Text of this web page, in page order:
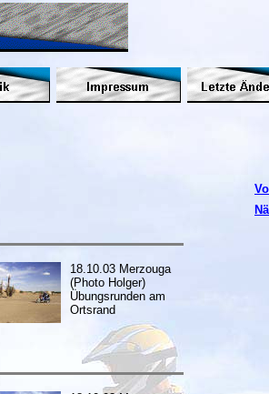
18.10.03 Merzouga
(Photo Holger)
Übungsrunden am
Ortsrand